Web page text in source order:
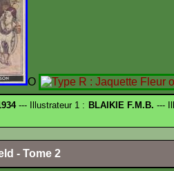
O
--- Illustrateur 1 : BLAIKIE F.M.B. ---
- Tome 2